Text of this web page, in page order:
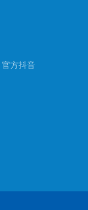
官方抖音